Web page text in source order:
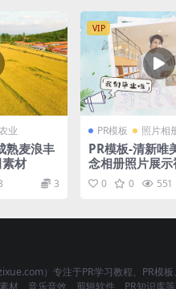
业
熟麦浪丰
材
3
VIP
PR模板 照片相
PR模板-清新唯
念相册照片展示
0 0 551
）专注于PR学习教程、PR模板